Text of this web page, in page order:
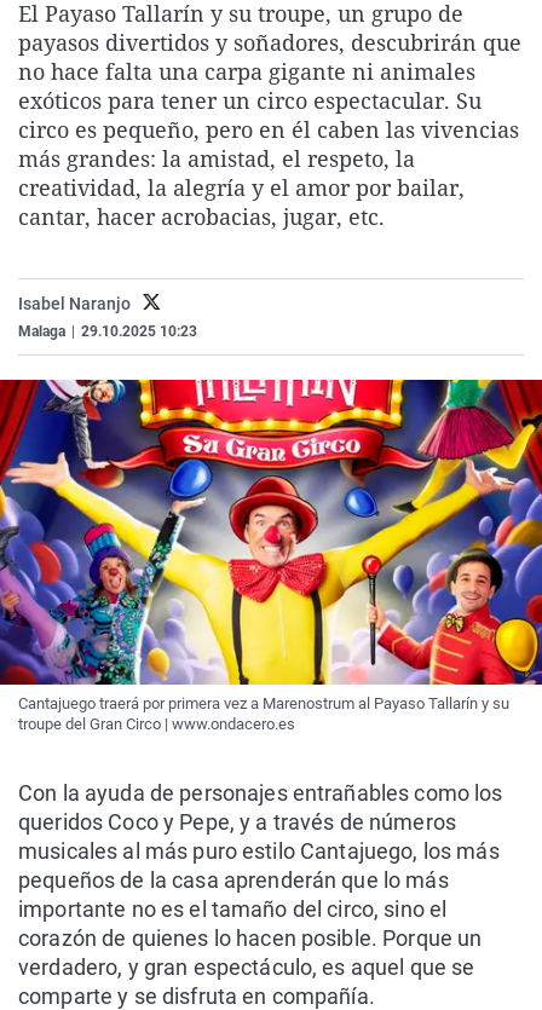
La rosa de los vientos
Gente viajera
Como el perro y el
Caso
Retornados
Equipo de
Operación Viuda
Extremadura
Galicia
La Rioja
Navarra
País Vasco
Virales
Televisión
Elecciones
El Payaso Tallarín y su troupe, un grupo de
payasos divertidos y soñadores, descubrirán que
no hace falta una carpa gigante ni animales
exóticos para tener un circo espectacular. Su
circo es pequeño, pero en él caben las vivencias
más grandes: la amistad, el respeto, la
creatividad, la alegría y el amor por bailar,
cantar, hacer acrobacias, jugar, etc.
Isabel Naranjo
Malaga 29.10.2025 10:23
Cantajuego traerá por primera vez a Marenostrum al Payaso Tallarín y su
troupe del Gran Circo | www.ondacero.es
Con la ayuda de personajes entrañables como los
queridos Coco y Pepe, y a través de números
musicales al más puro estilo Cantajuego, los más
pequeños de la casa aprenderán que lo más
importante no es el tamaño del circo, sino el
corazón de quienes lo hacen posible. Porque un
verdadero, y gran espectáculo, es aquel que se
comparte y se disfruta en compañía.